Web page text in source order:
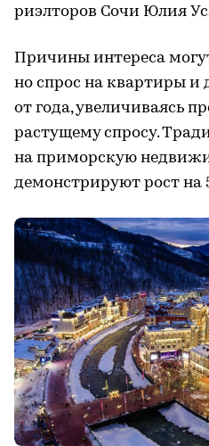
риэлторов Сочи Юлия
Причины интереса
но спрос на квартиры и
от года, увеличиваясь
растущему спросу.
на приморскую
демонстрируют рост на